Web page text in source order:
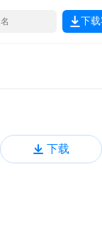
下
下载